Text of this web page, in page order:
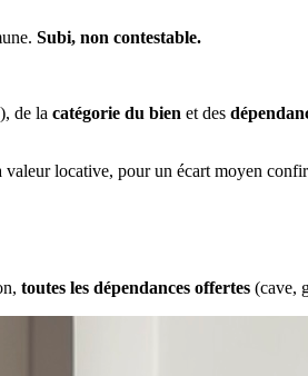
Subi, non contestable.
de la catégorie du bien et des
valeur locative, pour un écart moyen
toutes les dépendances offertes (cave,